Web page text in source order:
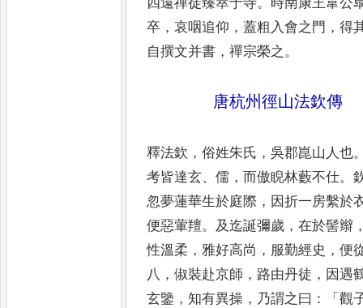
卒 ，哀咽追仰 ，蓋粗入會之門 ，得
自撰文并書 ，禪宗榮之 。
唐杭州徑山法欽傳
釋法欽 ，俗姓朱氏 ，吳郡崑山人也
考皆達玄、儒 ，而傲睨林藪不仕。
忽夢蓮華生於庭際 ， 因折一房繫於
便惡葷羶。 及迄誕彌歲 ，在於髻辮
性溫柔 ，雅好高尚 ， 服勤經史 ，便
八 ，俶裝赴京師 ， 路由丹徒 ， 因遇
玄鑒 ，知有異操 ， 乃謂之曰 ：「觀